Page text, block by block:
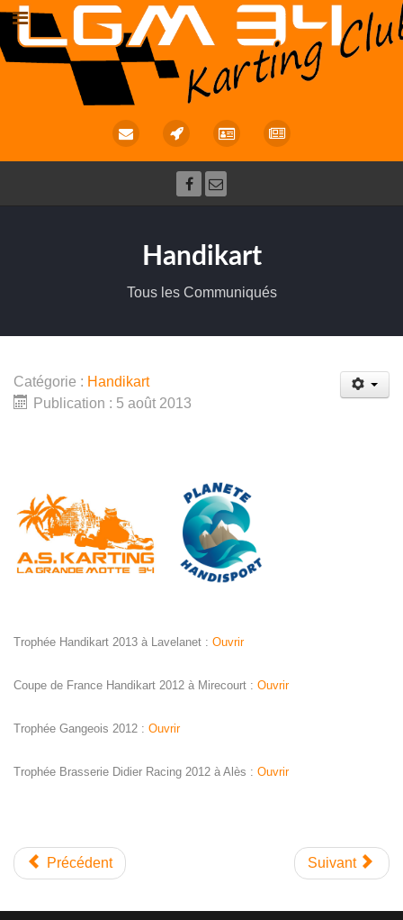
Handikart
Tous les Communiqués
Catégorie : Handikart
Publication : 5 août 2013
Trophée Handikart 2013 à Lavelanet : Ouvrir
Coupe de France Handikart 2012 à Mirecourt : Ouvrir
Trophée Gangeois 2012 : Ouvrir
Trophée Brasserie Didier Racing 2012 à Alès : Ouvrir
Précédent Suivant